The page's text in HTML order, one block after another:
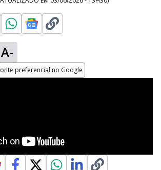
A-
preferencial no Google